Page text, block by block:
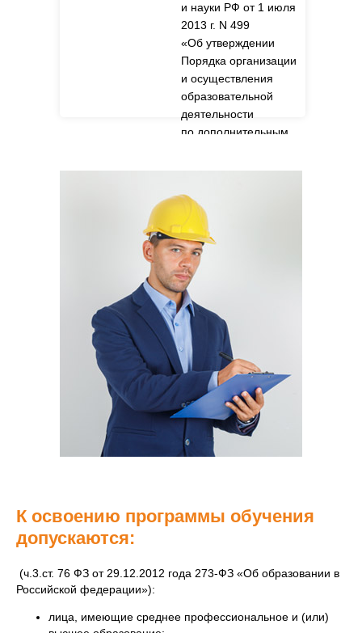
и науки РФ от 1 июля
2013 г. N 499
«Об утверждении
Порядка организации
и осуществления
образовательной
деятельности
по дополнительным
К освоению программы обучения
допускаются:
(ч.3.ст. 76 ФЗ от 29.12.2012 года 273-ФЗ «Об образовании в
Российской федерации»):
лица, имеющие среднее профессиональное и (или)